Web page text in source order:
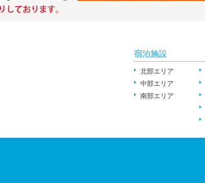
宿泊施設
北部エリア
中部エリア
南部エリア